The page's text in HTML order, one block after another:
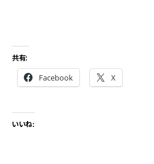
共有:
Facebook X
いいね: